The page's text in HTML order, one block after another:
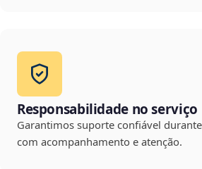
Responsabilidade no serviço
Garantimos suporte confiável
com acompanhamento e atenção.